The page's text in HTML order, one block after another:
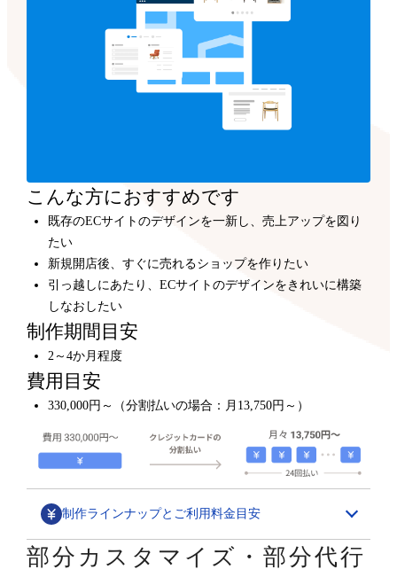
こんな方におすすめです
既存のECサイトのデザインを一新し、売上アップを図り
たい
新規開店後、すぐに売れるショップを作りたい
引っ越しにあたり、ECサイトのデザインをきれいに構築
しなおしたい
制作期間目安
2～4か月程度
費用目安
330,000円～（分割払いの場合：月13,750円～）
制作ラインナップとご利用料金目安
デザインカスタマイズ
部分カスタマイズ・部分代行